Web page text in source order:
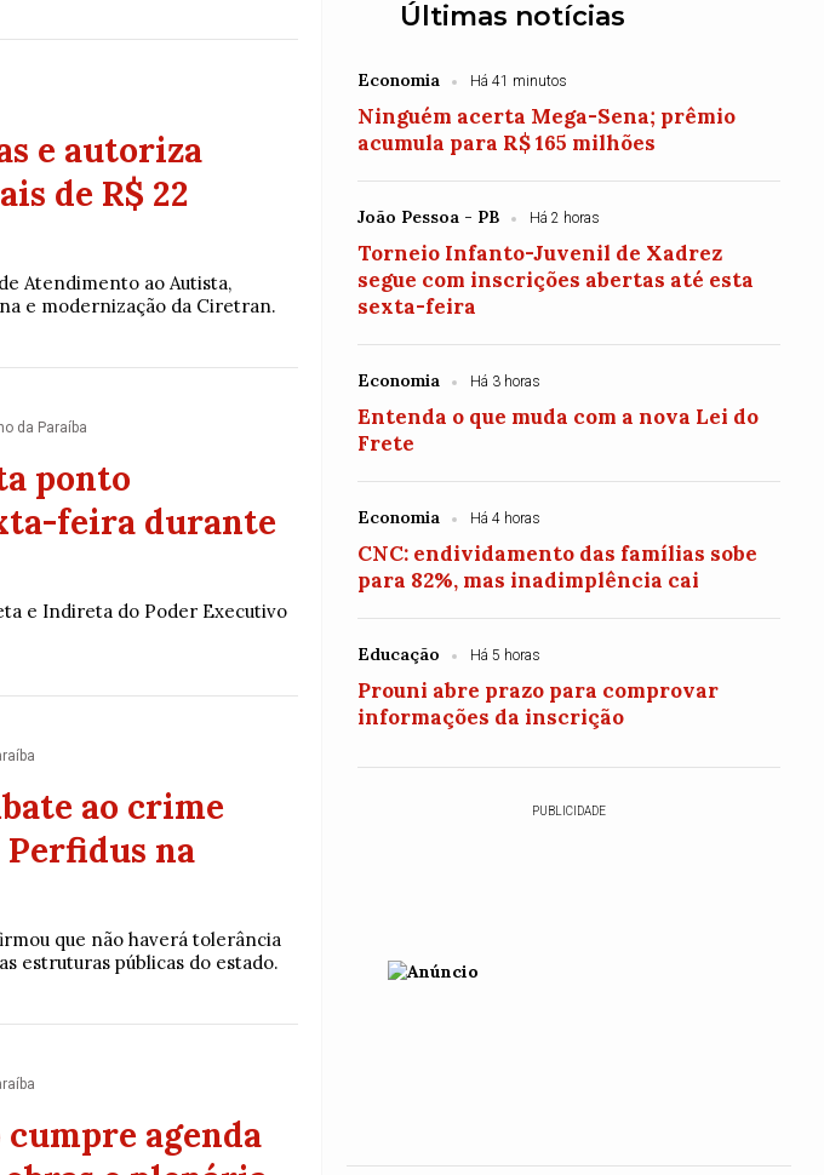
e autoriza
de R$ 22
Atendimento ao Autista,
e modernização da Ciretran.
da Paraíba
ponto
feira durante
e Indireta do Poder Executivo
ao crime
Perfidus na
que não haverá tolerância
estruturas públicas do estado.
agenda
Últimas notícias
Economia Há 41 minutos
Ninguém acerta Mega-Sena; prêmio
acumula para R$ 165 milhões
João Pessoa - PB Há 2 horas
Torneio Infanto-Juvenil de Xadrez
segue com inscrições abertas até esta
sexta-feira
Economia Há 3 horas
Entenda o que muda com a nova Lei do
Frete
Economia Há 4 horas
CNC: endividamento das famílias sobe
para 82%, mas inadimplência cai
Educação Há 5 horas
Prouni abre prazo para comprovar
informações da inscrição
PUBLICIDADE